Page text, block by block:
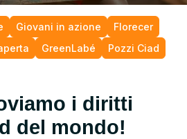
Giovani in azione
Florecer
GreenLabé Pozzi Ciad
i diritti
del mondo!